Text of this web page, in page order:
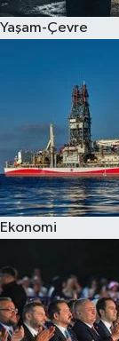
Yaşam-Çevre
Ekonomi